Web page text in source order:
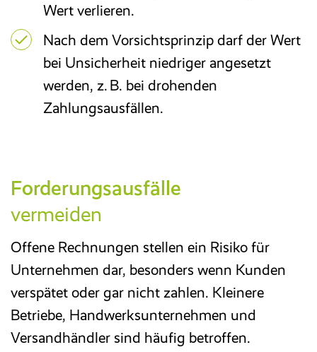
Wert verlieren.
Nach dem Vorsichtsprinzip darf der Wert
bei Unsicherheit niedriger angesetzt
werden, z. B. bei drohenden
Zahlungsausfällen.
Forderungsausfälle
vermeiden
Offene Rechnungen stellen ein Risiko für
Unternehmen dar, besonders wenn Kunden
verspätet oder gar nicht zahlen. Kleinere
Betriebe, Handwerksunternehmen und
Versandhändler sind häufig betroffen.